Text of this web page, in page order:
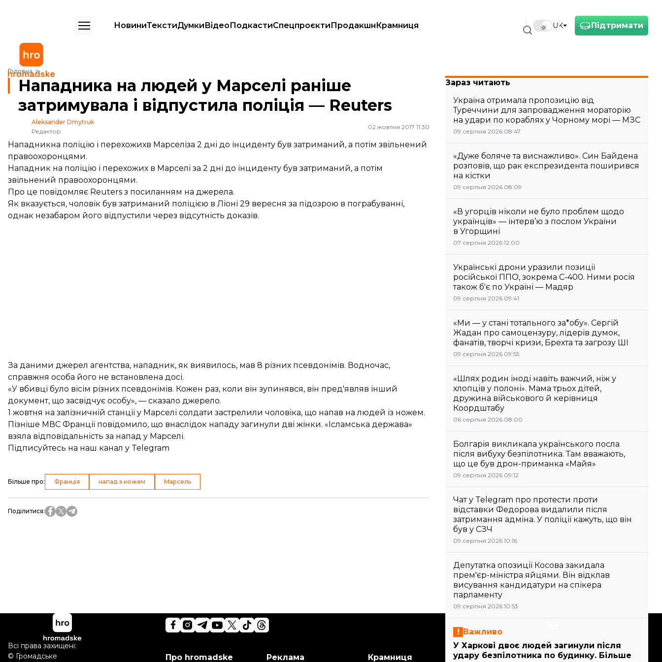
Підтримати
UK
НовиниТекстиДумкиВідеоПодкастиСпецпроєктиПродакшнКрамниця
Головна
Нападника на людей у Марселі раніше затримувала і відпустила поліція — Reuters
Нападника на людей у Марселі раніше
затримувала і відпустила поліція — Reuters
Aleksander Dmytruk
Редактор
02 жовтня 2017 11:30
Нападникна поліцію і перехожихв Марселіза 2 дні до інциденту був затриманий, а потім звільнений
правоохоронцями.
Нападник на поліцію і перехожих в Марселі за 2 дні до інциденту був затриманий, а потім
звільнений правоохоронцями.
Про це повідомляє Reuters з посиланням на джерела.
Як вказується, чоловік був затриманий поліцією в Ліоні 29 вересня за підозрою в пограбуванні,
однак незабаром його відпустили через відсутність доказів.
За даними джерел агентства, нападник, як виявилось, мав 8 різних псевдонімів. Водночас,
справжня особа його не встановлена досі.
«У вбивці було вісім різних псевдонімів. Кожен раз, коли він зупинявся, він пред'являв інший
документ, що засвідчує особу», — сказало джерело.
1 жовтня на залізничній станції у Марселі солдати застрелили чоловіка, що напав на людей із ножем.
Пізніше МВС Франції повідомило, що внаслідок нападу загинули дві жінки. «Ісламська держава»
взяла відповідальність за напад у Марселі.
Підписуйтесь на наш канал у Telegram
Більше про: Франція напад з ножем Марсель
Поділитися:
Зараз читають
Україна отримала пропозицію від
Туреччини для запровадження мораторію
на удари по кораблях у Чорному морі — МЗС
09 серпня 2026 08:47
«Дуже боляче та виснажливо». Син Байдена
розповів, що рак експрезидента поширився
на кістки
09 серпня 2026 08:09
«В угорців ніколи не було проблем щодо
українців» — інтерв’ю з послом України
в Угорщині
07 серпня 2026 12:00
Українські дрони уразили позиції
російської ППО, зокрема С-400. Ними росія
також б'є по Україні — Мадяр
09 серпня 2026 09:41
«Ми — у стані тотального за*обу». Сергій
Жадан про самоцензуру, лідерів думок,
фанатів, творчі кризи, Брехта та загрозу ШІ
09 серпня 2026 09:55
«Шлях родин іноді навіть важчий, ніж у
хлопців у полоні». Мама трьох дітей,
дружина військового й керівниця
Коордштабу
06 серпня 2026 08:00
Болгарія викликала українського посла
після вибуху безпілотника. Там вважають,
що це був дрон-приманка «Майя»
09 серпня 2026 09:12
Чат у Telegram про протести проти
відставки Федорова видалили після
затримання адміна. У поліції кажуть, що він
був у СЗЧ
09 серпня 2026 10:16
Депутатка опозиції Косова закидала
прем'єр-міністра яйцями. Він відклав
висування кандидатури на спікера
парламенту
09 серпня 2026 10:53
Важливо
У Харкові двоє людей загинули після
удару безпілотника по будинку. Більше
Підтримай hromadske.
Про hromadske Реклама Крамниця
Всі права захищені:
© Громадське